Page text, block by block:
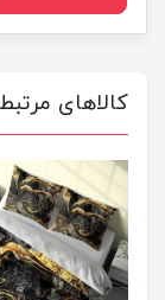
کالاهای مرتبط